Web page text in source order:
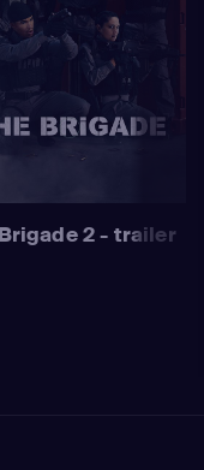
2 - trailer